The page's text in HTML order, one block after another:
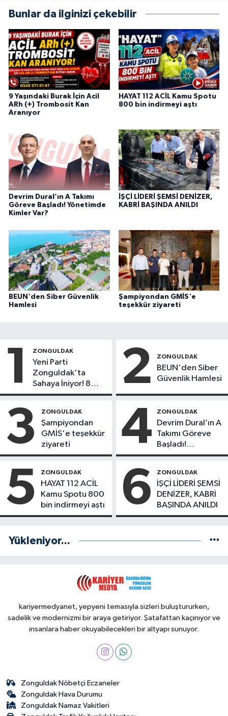
Bunlar da ilginizi çekebilir
9 Yaşındaki Burak İçin Acil
ARh (+) Trombosit Kan
Aranıyor
HAYAT 112 ACİL Kamu Spotu
800 bin indirmeyi aştı
Devrim Dural’ın A Takımı
Göreve Başladı! Yönetimde
Kimler Var?
İŞÇİ LİDERİ ŞEMSİ DENİZER,
KABRİ BAŞINDA ANILDI
BEUN'den Siber Güvenlik
Hamlesi
Şampiyondan GMİS'e
teşekkür ziyareti
1 ZONGULDAK
Yeni Parti
Zonguldak'ta
Sahaya İniyor! 8
İlçede Kurucu
Başladı
2 ZONGULDAK
BEUN'den Siber
Güvenlik Hamlesi
3 ZONGULDAK
Şampiyondan
GMİS'e teşekkür
ziyareti
4 ZONGULDAK
Devrim Dural’ın A
Takımı Göreve
Başladı!
Yönetimde
5 ZONGULDAK
HAYAT 112 ACİL
Kamu Spotu 800
bin indirmeyi aştı
6 ZONGULDAK
İŞÇİ LİDERİ ŞEMSİ
DENİZER, KABRİ
BAŞINDA ANILDI
Yükleniyor...
kariyermedyanet, yepyeni temasıyla sizleri buluştururken,
sadelik ve modernizmi bir araya getiriyor. Şatafattan kaçınıyor ve
insanlara haber okuyabilecekleri bir altyapı sunuyor.
Zonguldak Nöbetçi Eczaneler
Zonguldak Hava Durumu
Zonguldak Namaz Vakitleri